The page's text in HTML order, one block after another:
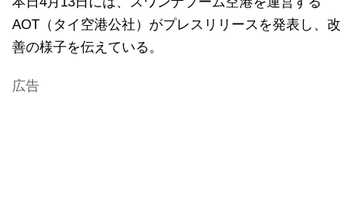
AOT（タイ空港公社）がプレスリリースを発表し、改
善の様子を伝えている。
広告